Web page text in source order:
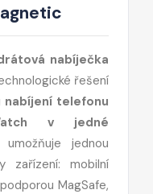
nabíječka
řešení
nabíjení telefonu
v jedné
jednou
zařízení: mobilní
MagSafe,